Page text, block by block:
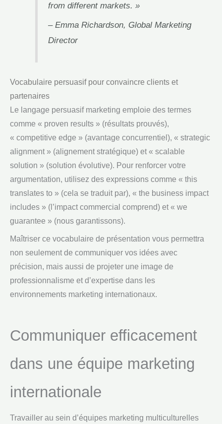
from different markets. »
– Emma Richardson, Global Marketing
Director
Vocabulaire persuasif pour convaincre clients et
partenaires
Le langage persuasif marketing emploie des termes
comme « proven results » (résultats prouvés),
« competitive edge » (avantage concurrentiel), « strategic
alignment » (alignement stratégique) et « scalable
solution » (solution évolutive). Pour renforcer votre
argumentation, utilisez des expressions comme « this
translates to » (cela se traduit par), « the business impact
includes » (l’impact commercial comprend) et « we
guarantee » (nous garantissons).
Maîtriser ce vocabulaire de présentation vous permettra
non seulement de communiquer vos idées avec
précision, mais aussi de projeter une image de
professionnalisme et d’expertise dans les
environnements marketing internationaux.
Communiquer efficacement
dans une équipe marketing
internationale
Travailler au sein d’équipes marketing multiculturelles